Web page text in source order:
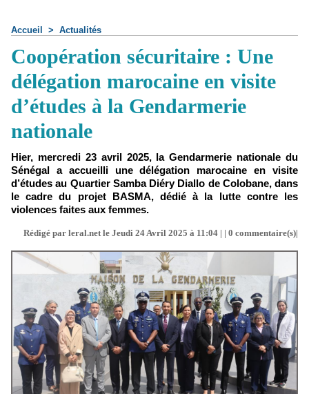
Accueil > Actualités
Coopération sécuritaire : Une
délégation marocaine en visite
d’études à la Gendarmerie
nationale
Hier, mercredi 23 avril 2025, la Gendarmerie nationale du
Sénégal a accueilli une délégation marocaine en visite
d’études au Quartier Samba Diéry Diallo de Colobane, dans
le cadre du projet BASMA, dédié à la lutte contre les
violences faites aux femmes.
Rédigé par leral.net le Jeudi 24 Avril 2025 à 11:04 | | 0 commentaire(s)|